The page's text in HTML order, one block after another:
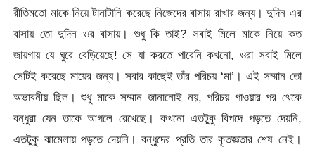
রীতিমতো মাকে নিয়ে টানাটানি করেছে নিজেদের বাসায় রাখার জন্য। দুদিন এর
বাসায় তো দুদিন ওর বাসায়। শুধু কি তাই? সবাই মিলে মাকে নিয়ে কত
জায়গায় যে ঘুরে বেড়িয়েছে! সে যা করতে পারেনি কখনো, ওরা সবাই মিলে
সেটিই করেছে মায়ের জন্য। সবার কাছেই তাঁর পরিচয় ‘মা’। এই সম্মান তো
অভাবনীয় ছিল। শুধু মাকে সম্মান জানানোই নয়, পরিচয় পাওয়ার পর থেকে
বন্ধুরা যেন তাকে আগলে রেখেছে। কখনো এতটুকু বিপদে পড়তে দেয়নি,
এতটুকু ঝামেলায় পড়তে দেয়নি। বন্ধুদের প্রতি তার কৃতজ্ঞতার শেষ নেই।